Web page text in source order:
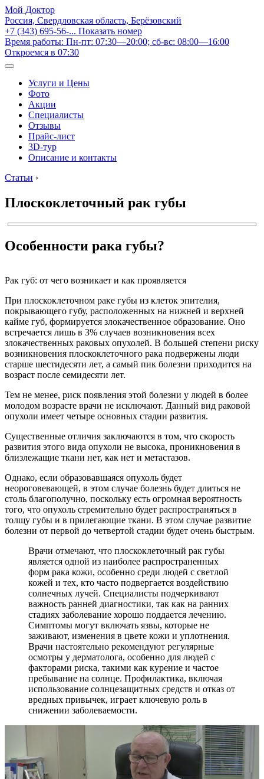
Мой Доктор
Россия, Свердловская область, Берёзовский
+7 (343) 695-56-... Показать номер
Время работы: Пн-пт: 07:30—20:00; сб-вс: 08:00—16:00
Откроемся в 07:30
Услуги и Цены
Фото
Акции
Специалисты
Отзывы
Прайс-лист
3D-тур
Описание и контакты
Статьи ›
Плоскоклеточный рак губы
Особенности рака губы?
Рак губ: от чего возникает и как проявляется
При плоскоклеточном раке губы из клеток эпителия,
покрывающего губу, расположенных на нижней и верхней
кайме губ, формируется злокачественное образование. Оно
встречается лишь в 3% случаев возникновения всех
злокачественных раковых опухолей. В большей степени риску
возникновения плоскоклеточного рака подвержены люди
старше шестидесяти лет, а самый пик болезни приходится на
возраст после семидесяти лет.
Тем не менее, риск появления этой болезни у людей в более
молодом возрасте врачи не исключают. Данный вид раковой
опухоли имеет четыре основных стадии развития.
Существенные отличия заключаются в том, что скорость
развития этого вида опухоли не высока, проникновения в
близлежащие ткани нет, как нет и метастазов.
Однако, если образовавшаяся опухоль будет
неороговевающей, в этом случае болезнь будет длиться не
столь благополучно, поскольку есть огромная вероятность
того, что опухоль стремительно будет распространяться в
толщу губы и в прилегающие ткани. В этом случае развитие
болезни от первой до четвертой стадии будет очень быстрым.
Врачи отмечают, что плоскоклеточный рак губы
является одной из наиболее распространенных
форм рака кожи, особенно среди людей с светлой
кожей и тех, кто часто подвергается воздействию
солнечных лучей. Специалисты подчеркивают
важность ранней диагностики, так как на ранних
стадиях заболевание хорошо поддается лечению.
Симптомы могут включать язвы, которые не
заживают, изменения в цвете кожи и уплотнения.
Врачи настоятельно рекомендуют регулярные
осмотры у дерматолога, особенно для людей с
факторами риска, такими как курение и частое
пребывание на солнце. Профилактика, включая
использование солнцезащитных средств и отказ от
вредных привычек, играет ключевую роль в
снижении заболеваемости.